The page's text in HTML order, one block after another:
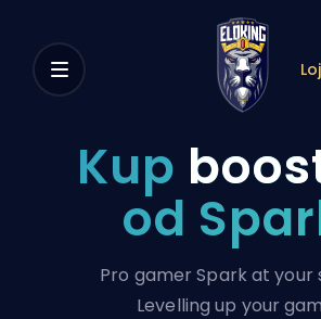
Kup
od
Pro gamer Spark at your
Levelling up your